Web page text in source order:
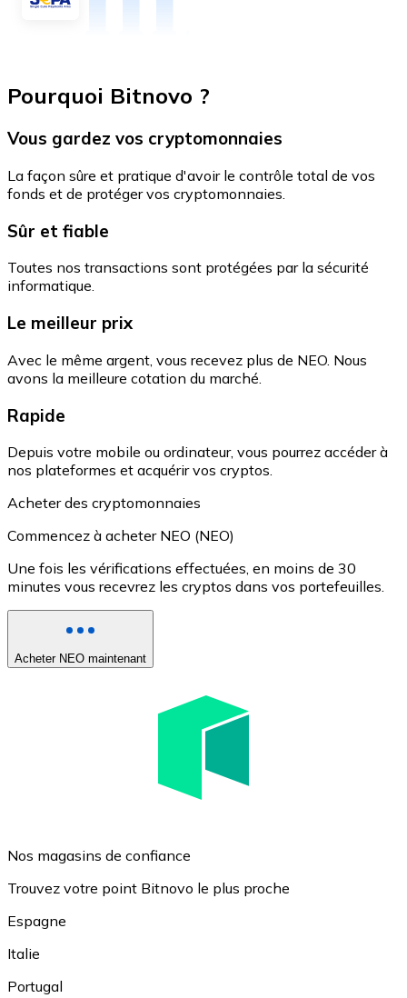
Pourquoi Bitnovo ?
Vous gardez vos cryptomonnaies
La façon sûre et pratique d'avoir le contrôle total de vos
fonds et de protéger vos cryptomonnaies.
Sûr et fiable
Toutes nos transactions sont protégées par la sécurité
informatique.
Le meilleur prix
Avec le même argent, vous recevez plus de NEO. Nous
avons la meilleure cotation du marché.
Rapide
Depuis votre mobile ou ordinateur, vous pourrez accéder à
nos plateformes et acquérir vos cryptos.
Acheter des cryptomonnaies
Commencez à acheter NEO (NEO)
Une fois les vérifications effectuées, en moins de 30
minutes vous recevrez les cryptos dans vos portefeuilles.
Acheter NEO maintenant
Nos magasins de confiance
Trouvez votre point Bitnovo le plus proche
Espagne
Italie
Portugal